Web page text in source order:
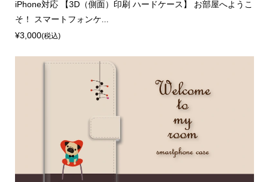
iPhone対応 【3D（側面）印刷 ハードケース】 お部屋へようこ
そ！ スマートフォンケ...
¥3,000(税込)